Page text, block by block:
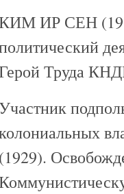
ИР СЕН
Труда
(1929).